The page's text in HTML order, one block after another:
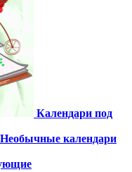
Календари под
Необычные календари